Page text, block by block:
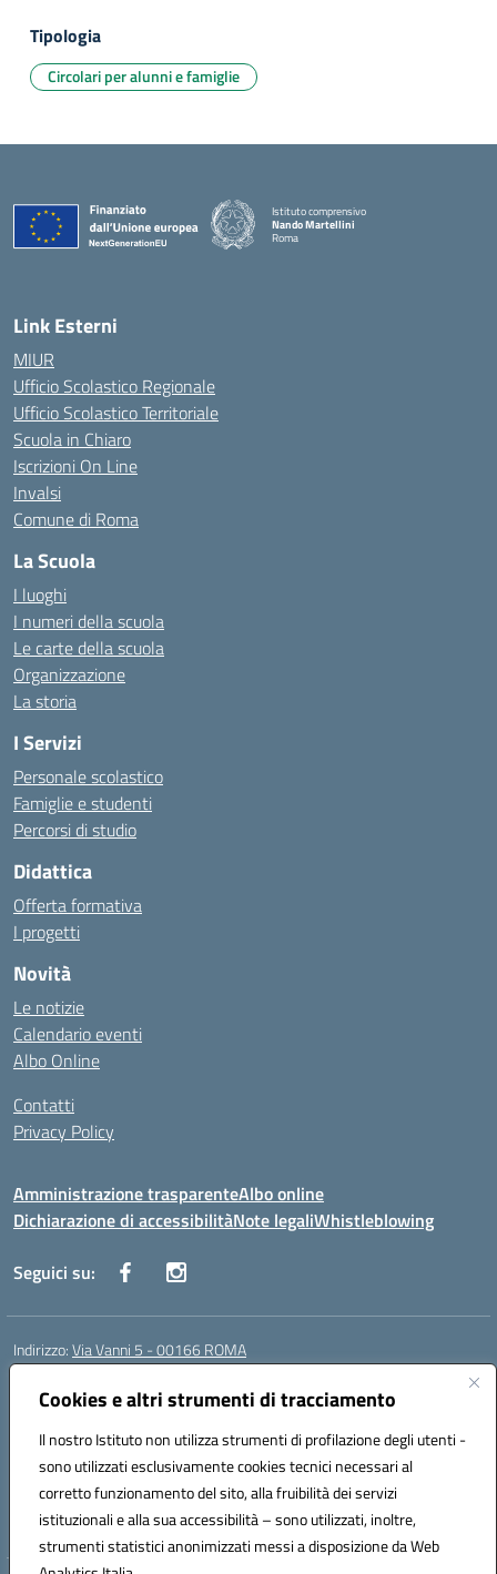
Cookies e altri strumenti di tracciamento
Il nostro Istituto non utilizza strumenti di profilazione degli utenti -
sono utilizzati esclusivamente cookies tecnici necessari al
corretto funzionamento del sito, alla fruibilità dei servizi
istituzionali e alla sua accessibilità – sono utilizzati, inoltre,
strumenti statistici anonimizzati messi a disposizione da Web
Tipologia
Circolari per alunni e famiglie
Istituto comprensivo
Nando Martellini
Roma
Link Esterni
MIUR
Ufficio Scolastico Regionale
Ufficio Scolastico Territoriale
Scuola in Chiaro
Iscrizioni On Line
Invalsi
Comune di Roma
La Scuola
I luoghi
I numeri della scuola
Le carte della scuola
Organizzazione
La storia
I Servizi
Personale scolastico
Famiglie e studenti
Percorsi di studio
Didattica
Offerta formativa
I progetti
Novità
Le notizie
Calendario eventi
Albo Online
Contatti
Privacy Policy
Amministrazione trasparenteAlbo online
Dichiarazione di accessibilitàNote legaliWhistleblowing
Seguici su:
Indirizzo:Via Vanni 5 - 00166 ROMA
Centralino:
Posta elettronica certificata (PEC):RMIC86500P@pec.istruzione.it
Codice fiscale: 97197050582
Codice meccanografico:RMIC86500P
Codice Indice delle Pubbliche Amministrazioni (IPA): istsc_RMIC86500P
Codice unico di fatturazione (CUF): UFSRRZ